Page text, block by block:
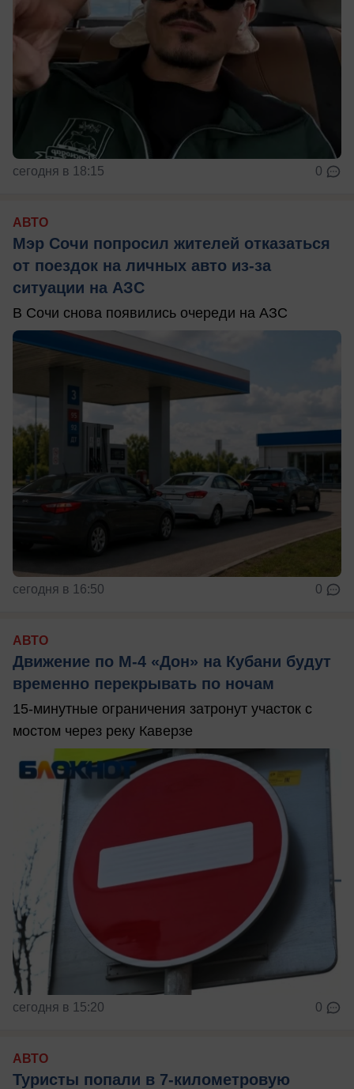
сегодня в 18:15 0
АВТО
Мэр Сочи попросил жителей отказаться
от поездок на личных авто из-за
ситуации на АЗС
В Сочи снова появились очереди на АЗС
сегодня в 16:50 0
АВТО
Движение по М-4 «Дон» на Кубани будут
временно перекрывать по ночам
15-минутные ограничения затронут участок с
мостом через реку Каверзе
сегодня в 15:20 0
АВТО
Туристы попали в 7-километровую